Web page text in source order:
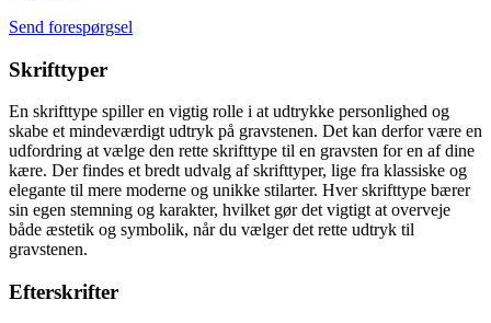
Send forespørgsel
Skrifttyper
En skrifttype spiller en vigtig rolle i at udtrykke personlighed og
skabe et mindeværdigt udtryk på gravstenen. Det kan derfor være en
udfordring at vælge den rette skrifttype til en gravsten for en af dine
kære. Der findes et bredt udvalg af skrifttyper, lige fra klassiske og
elegante til mere moderne og unikke stilarter. Hver skrifttype bærer
sin egen stemning og karakter, hvilket gør det vigtigt at overveje
både æstetik og symbolik, når du vælger det rette udtryk til
gravstenen.
Efterskrifter